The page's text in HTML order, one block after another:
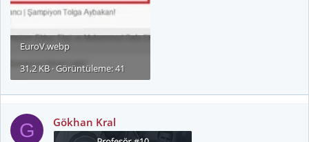
EuroV.webp
31,2 KB · Görüntüleme: 41
G Gökhan Kral